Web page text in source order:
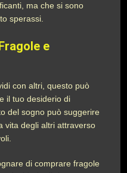
ma che si sono
sperassi.
e
con altri, questo può
il tuo desiderio di
del sogno può suggerire
vita degli altri attraverso
di comprare fragole